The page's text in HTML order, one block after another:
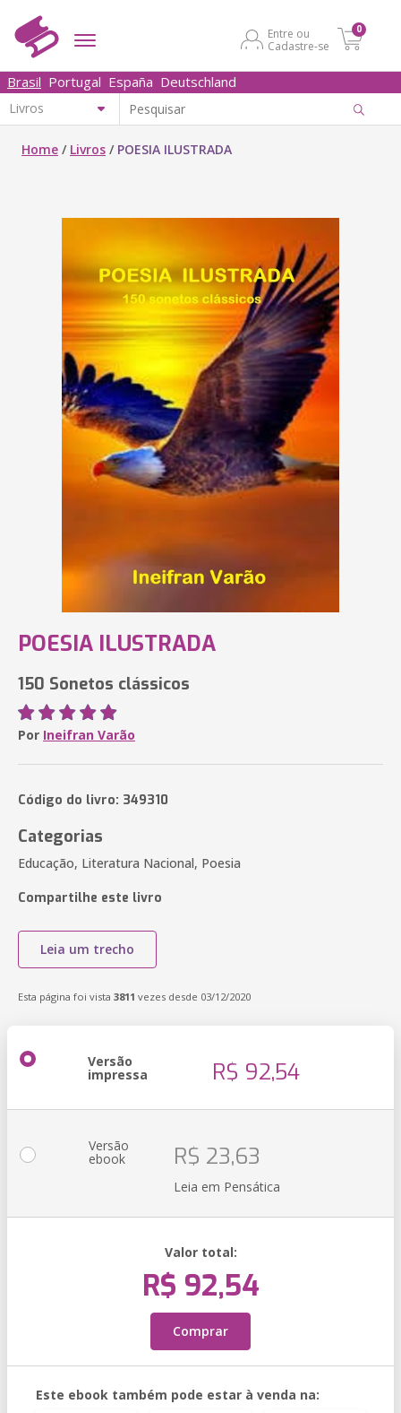
Entre ou
Cadastre-se
0
Brasil Portugal España Deutschland
Home / Livros / POESIA ILUSTRADA
POESIA ILUSTRADA
150 Sonetos clássicos
Por Ineifran Varão
Código do livro: 349310
Categorias
Educação, Literatura Nacional, Poesia
Compartilhe este livro
Leia um trecho
Esta página foi vista 3811 vezes desde 03/12/2020
Versão
impressa R$ 92,54
Versão
ebook R$ 23,63
Leia em Pensática
Valor total:
R$ 92,54
Comprar
Este ebook também pode estar à venda na: